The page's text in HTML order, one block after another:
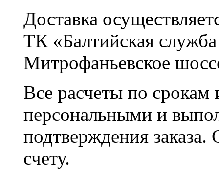
Доставка
ТК «Балтийская
Митрофаньевское
Все расчеты по срокам
персональными и
подтверждения заказа.
счету.